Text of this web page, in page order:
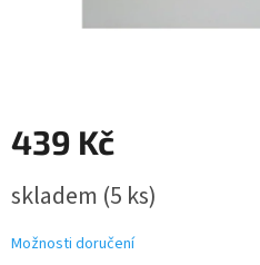
439 Kč
cena:
skladem (5 ks)
Možnosti doručení